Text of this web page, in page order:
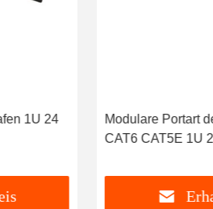
1U 24
Modulare Portart
CAT6 CAT5E 1U